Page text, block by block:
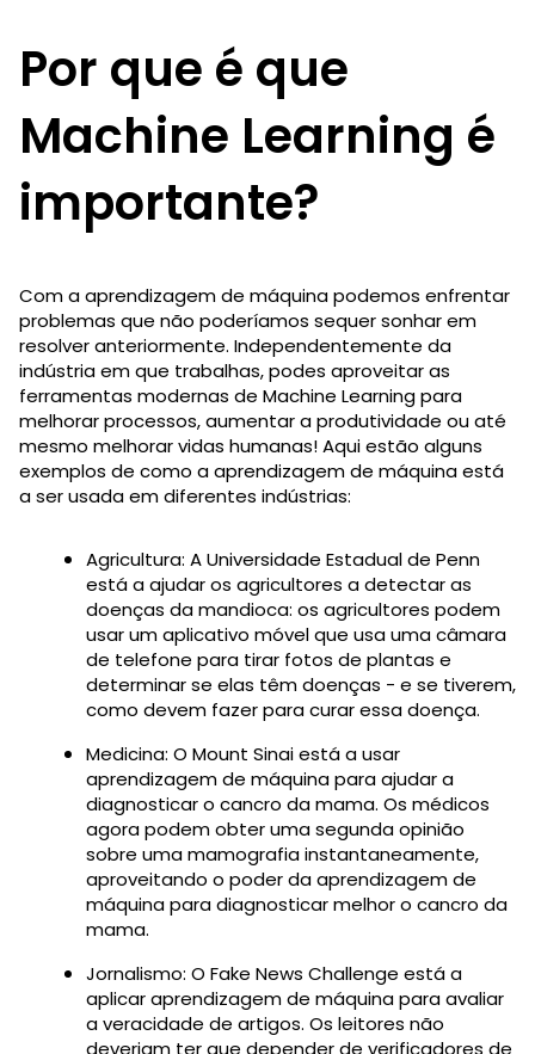
Por que é que
Machine Learning é
importante?
Com a aprendizagem de máquina podemos enfrentar
problemas que não poderíamos sequer sonhar em
resolver anteriormente. Independentemente da
indústria em que trabalhas, podes aproveitar as
ferramentas modernas de Machine Learning para
melhorar processos, aumentar a produtividade ou até
mesmo melhorar vidas humanas! Aqui estão alguns
exemplos de como a aprendizagem de máquina está
a ser usada em diferentes indústrias:
Agricultura: A Universidade Estadual de Penn
está a ajudar os agricultores a detectar as
doenças da mandioca: os agricultores podem
usar um aplicativo móvel que usa uma câmara
de telefone para tirar fotos de plantas e
determinar se elas têm doenças - e se tiverem,
como devem fazer para curar essa doença.
Medicina: O Mount Sinai está a usar
aprendizagem de máquina para ajudar a
diagnosticar o cancro da mama. Os médicos
agora podem obter uma segunda opinião
sobre uma mamografia instantaneamente,
aproveitando o poder da aprendizagem de
máquina para diagnosticar melhor o cancro da
mama.
Jornalismo: O Fake News Challenge está a
aplicar aprendizagem de máquina para avaliar
a veracidade de artigos. Os leitores não
deveriam ter que depender de verificadores de